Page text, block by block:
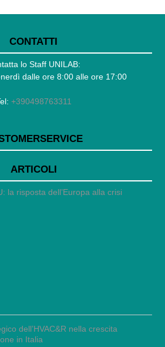
CONTATTI
lo Staff UNILAB:
dalle ore 8:00 alle ore 17:00
+390498763311
ARTICOLI
la risposta dell’Europa alla crisi
dell’HVAC&R nella crescita
in Italia